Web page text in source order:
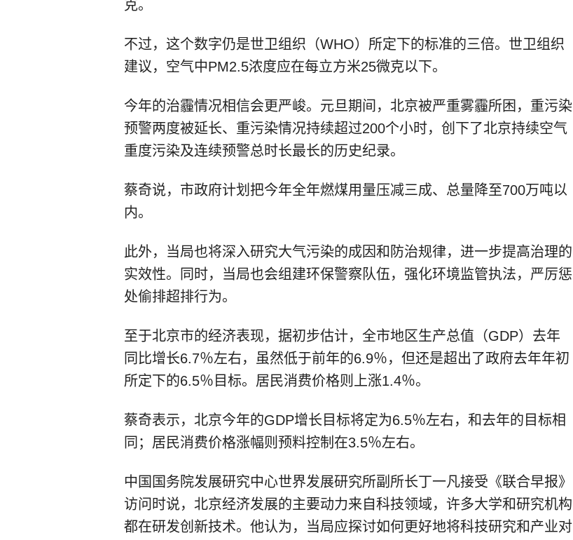
克。
不过，这个数字仍是世卫组织（WHO）所定下的标准的三倍。世卫组织
建议，空气中PM2.5浓度应在每立方米25微克以下。
今年的治霾情况相信会更严峻。元旦期间，北京被严重雾霾所困，重污染
预警两度被延长、重污染情况持续超过200个小时，创下了北京持续空气
重度污染及连续预警总时长最长的历史纪录。
蔡奇说，市政府计划把今年全年燃煤用量压减三成、总量降至700万吨以
内。
此外，当局也将深入研究大气污染的成因和防治规律，进一步提高治理的
实效性。同时，当局也会组建环保警察队伍，强化环境监管执法，严厉惩
处偷排超排行为。
至于北京市的经济表现，据初步估计，全市地区生产总值（GDP）去年
同比增长6.7％左右，虽然低于前年的6.9％，但还是超出了政府去年年初
所定下的6.5％目标。居民消费价格则上涨1.4％。
蔡奇表示，北京今年的GDP增长目标将定为6.5％左右，和去年的目标相
同；居民消费价格涨幅则预料控制在3.5％左右。
中国国务院发展研究中心世界发展研究所副所长丁一凡接受《联合早报》
访问时说，北京经济发展的主要动力来自科技领域，许多大学和研究机构
都在研发创新技术。他认为，当局应探讨如何更好地将科技研究和产业对